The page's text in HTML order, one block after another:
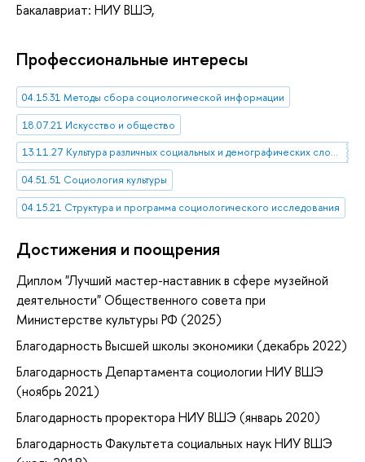
Бакалавриат: НИУ ВШЭ,
Профессиональные интересы
04.15.31 Методы сбора социологической информации
18.07.21 Искусство и общество
13.11.27 Культура различных социальных и демографических слоев и групп
04.51.51 Социология культуры
04.15.21 Структура и программа социологического исследования
Достижения и поощрения
Диплом "Лучший мастер-наставник в сфере музейной
деятельности" Общественного совета при
Министерстве культуры РФ (2025)
Благодарность Высшей школы экономики (декабрь 2022)
Благодарность Департамента социологии НИУ ВШЭ
(ноябрь 2021)
Благодарность проректора НИУ ВШЭ (январь 2020)
Благодарность Факультета социальных наук НИУ ВШЭ